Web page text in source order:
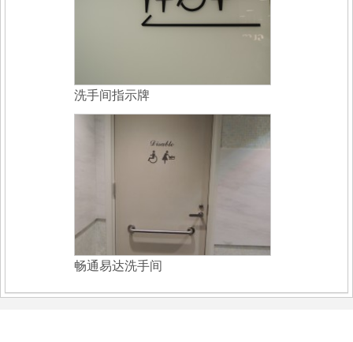
洗手间指示牌
畅通易达洗手间